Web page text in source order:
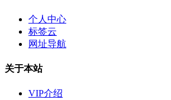
个人中心
标签云
网址导航
关于本站
VIP介绍